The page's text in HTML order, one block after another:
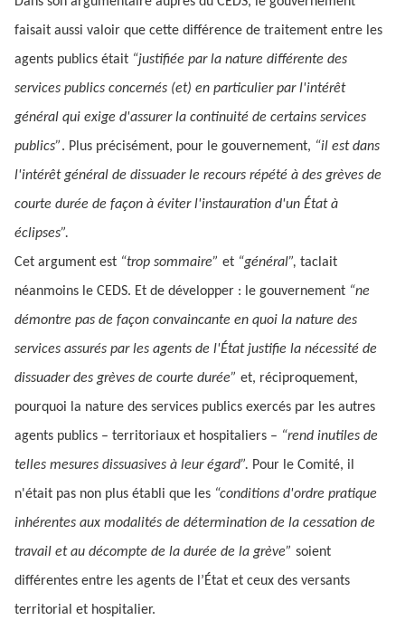
faisait aussi valoir que cette différence de traitement entre les
agents publics était “justifiée par la nature différente des
services publics concernés (et) en particulier par l'intérêt
général qui exige d'assurer la continuité de certains services
publics”. Plus précisément, pour le gouvernement, “il est dans
l'intérêt général de dissuader le recours répété à des grèves de
courte durée de façon à éviter l'instauration d'un État à
éclipses”.
Cet argument est “trop sommaire” et “général”, taclait
néanmoins le CEDS. Et de développer : le gouvernement “ne
démontre pas de façon convaincante en quoi la nature des
services assurés par les agents de l'État justifie la nécessité de
dissuader des grèves de courte durée” et, réciproquement,
pourquoi la nature des services publics exercés par les autres
agents publics – territoriaux et hospitaliers – “rend inutiles de
telles mesures dissuasives à leur égard”. Pour le Comité, il
n'était pas non plus établi que les “conditions d'ordre pratique
inhérentes aux modalités de détermination de la cessation de
travail et au décompte de la durée de la grève” soient
différentes entre les agents de l’État et ceux des versants
territorial et hospitalier.